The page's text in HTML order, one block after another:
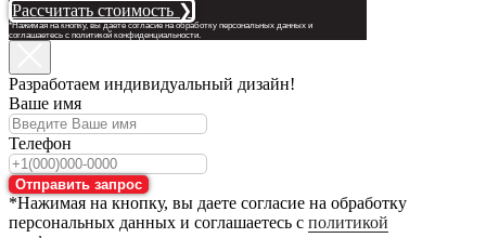
Рассчитать стоимость ❯
*Нажимая на кнопку, вы даете согласие на обработку персональных данных и
соглашаетесь с политикой конфиденциальности.
Разработаем индивидуальный дизайн!
Ваше имя
Телефон
Отправить запрос
*Нажимая на кнопку, вы даете согласие на обработку
персональных данных и соглашаетесь с политикой